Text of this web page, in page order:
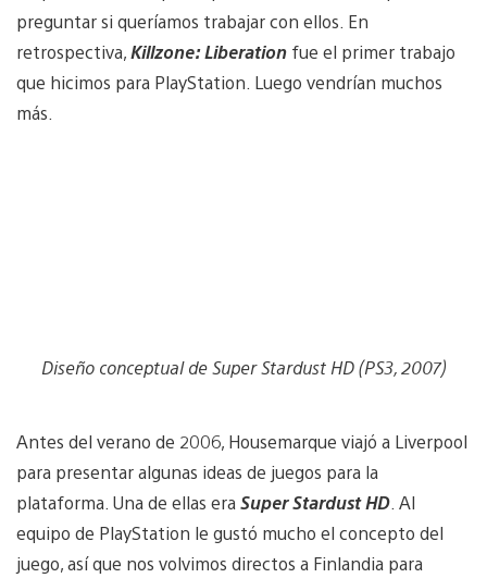
preguntar si queríamos trabajar con ellos. En
retrospectiva,Killzone: Liberation fue el primer trabajo
que hicimos para PlayStation. Luego vendrían muchos
más.
Diseño conceptual de Super Stardust HD (PS3, 2007)
Antes del verano de 2006, Housemarque viajó a Liverpool
para presentar algunas ideas de juegos para la
plataforma. Una de ellas eraSuper Stardust HD. Al
equipo de PlayStation le gustó mucho el concepto del
juego, así que nos volvimos directos a Finlandia para